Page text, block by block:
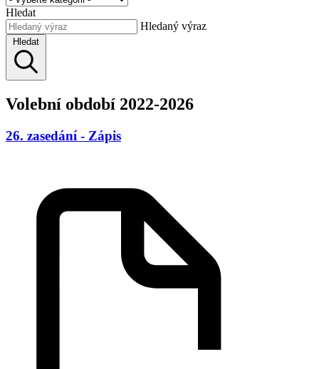
Hledat
Hledaný výraz
Hledat
Volební období 2022-2026
26. zasedání - Zápis